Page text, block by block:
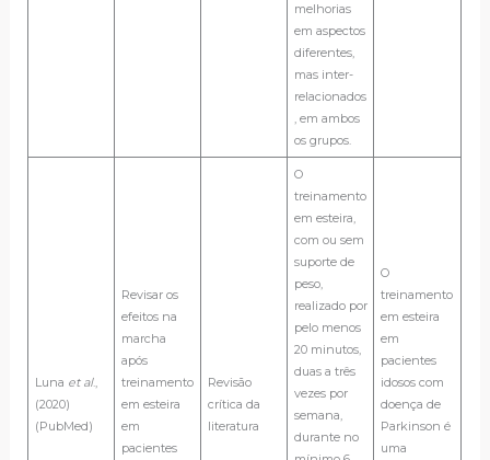
melhorias
em aspectos
diferentes,
mas inter-
relacionados
, em ambos
os grupos.
Luna et al.,
(2020)
(PubMed)
Revisar os
efeitos na
marcha
após
treinamento
em esteira
em
pacientes
Revisão
crítica da
literatura
O
treinamento
em esteira,
com ou sem
suporte de
peso,
realizado por
pelo menos
20 minutos,
duas a três
vezes por
semana,
durante no
O
treinamento
em esteira
em
pacientes
idosos com
doença de
Parkinson é
uma